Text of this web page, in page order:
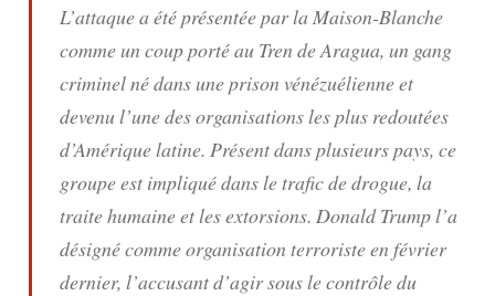
L’attaque a été présentée par la Maison-Blanche
comme un coup porté au Tren de Aragua, un gang
criminel né dans une prison vénézuélienne et
devenu l’une des organisations les plus redoutées
d’Amérique latine. Présent dans plusieurs pays, ce
groupe est impliqué dans le trafic de drogue, la
traite humaine et les extorsions. Donald Trump l’a
désigné comme organisation terroriste en février
dernier, l’accusant d’agir sous le contrôle du